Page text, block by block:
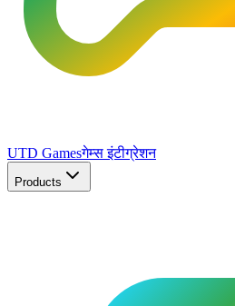
UTD Gamesगेम्स इंटीग्रेशन
Products